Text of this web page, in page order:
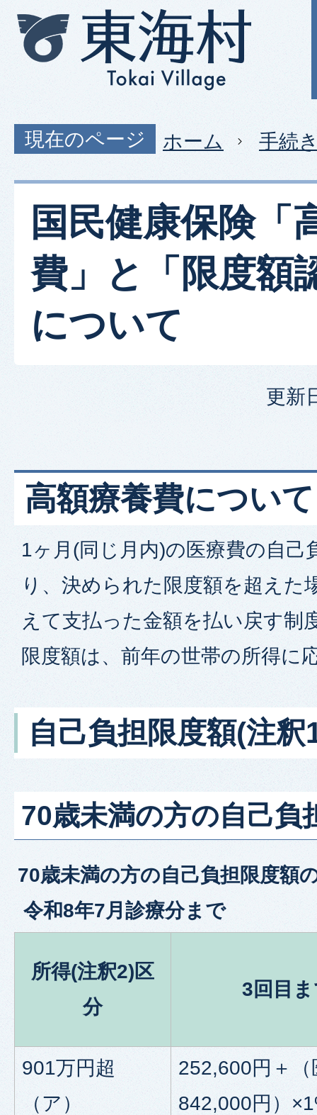
現在のページ ホーム 手続
国民健康保険「
費」と「限度額
について
更新
高額療養費について
1ヶ月(同じ月内)の医療費の自己
り、決められた限度額を超えた
えて支払った金額を払い戻す制
限度額は、前年の世帯の所得に
自己負担限度額(注釈
70歳未満の方の自己負
70歳未満の方の自己負担限度額
令和8年7月診療分まで
所得(注釈2)区
分
3回目
901万円超
（ア）
252,600円＋（
842,000円）